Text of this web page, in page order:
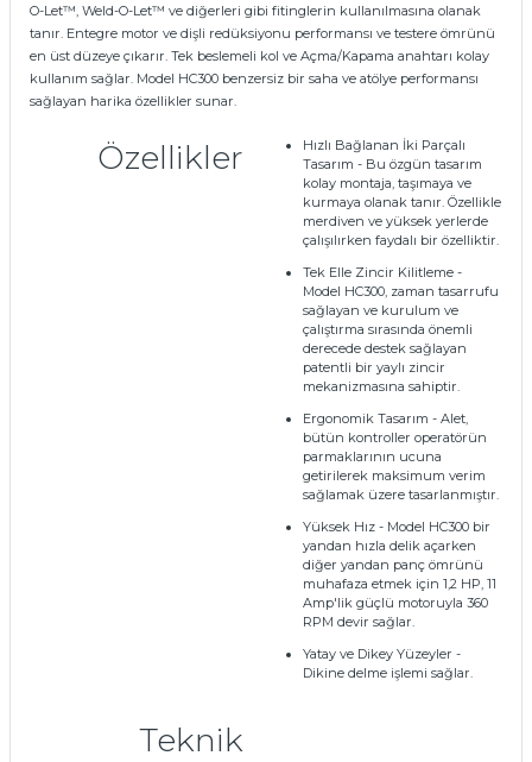
O-Let™, Weld-O-Let™ ve diğerleri gibi fitinglerin kullanılmasına olanak
tanır. Entegre motor ve dişli redüksiyonu performansı ve testere ömrünü
en üst düzeye çıkarır. Tek beslemeli kol ve Açma/Kapama anahtarı kolay
kullanım sağlar. Model HC300 benzersiz bir saha ve atölye performansı
sağlayan harika özellikler sunar.
Özellikler
Hızlı Bağlanan İki Parçalı
Tasarım - Bu özgün tasarım
kolay montaja, taşımaya ve
kurmaya olanak tanır. Özellikle
merdiven ve yüksek yerlerde
çalışılırken faydalı bir özelliktir.
Tek Elle Zincir Kilitleme -
Model HC300, zaman tasarrufu
sağlayan ve kurulum ve
çalıştırma sırasında önemli
derecede destek sağlayan
patentli bir yaylı zincir
mekanizmasına sahiptir.
Ergonomik Tasarım - Alet,
bütün kontroller operatörün
parmaklarının ucuna
getirilerek maksimum verim
sağlamak üzere tasarlanmıştır.
Yüksek Hız - Model HC300 bir
yandan hızla delik açarken
diğer yandan panç ömrünü
muhafaza etmek için 1,2 HP, 11
Amp'lik güçlü motoruyla 360
RPM devir sağlar.
Yatay ve Dikey Yüzeyler -
Dikine delme işlemi sağlar.
Teknik